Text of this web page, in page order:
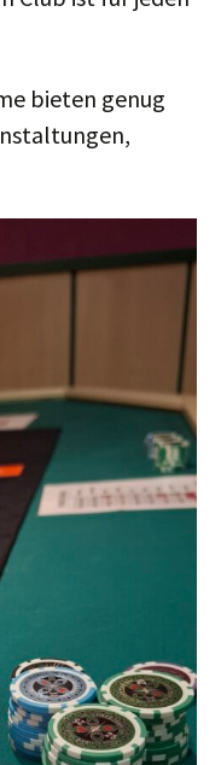
bieten genug